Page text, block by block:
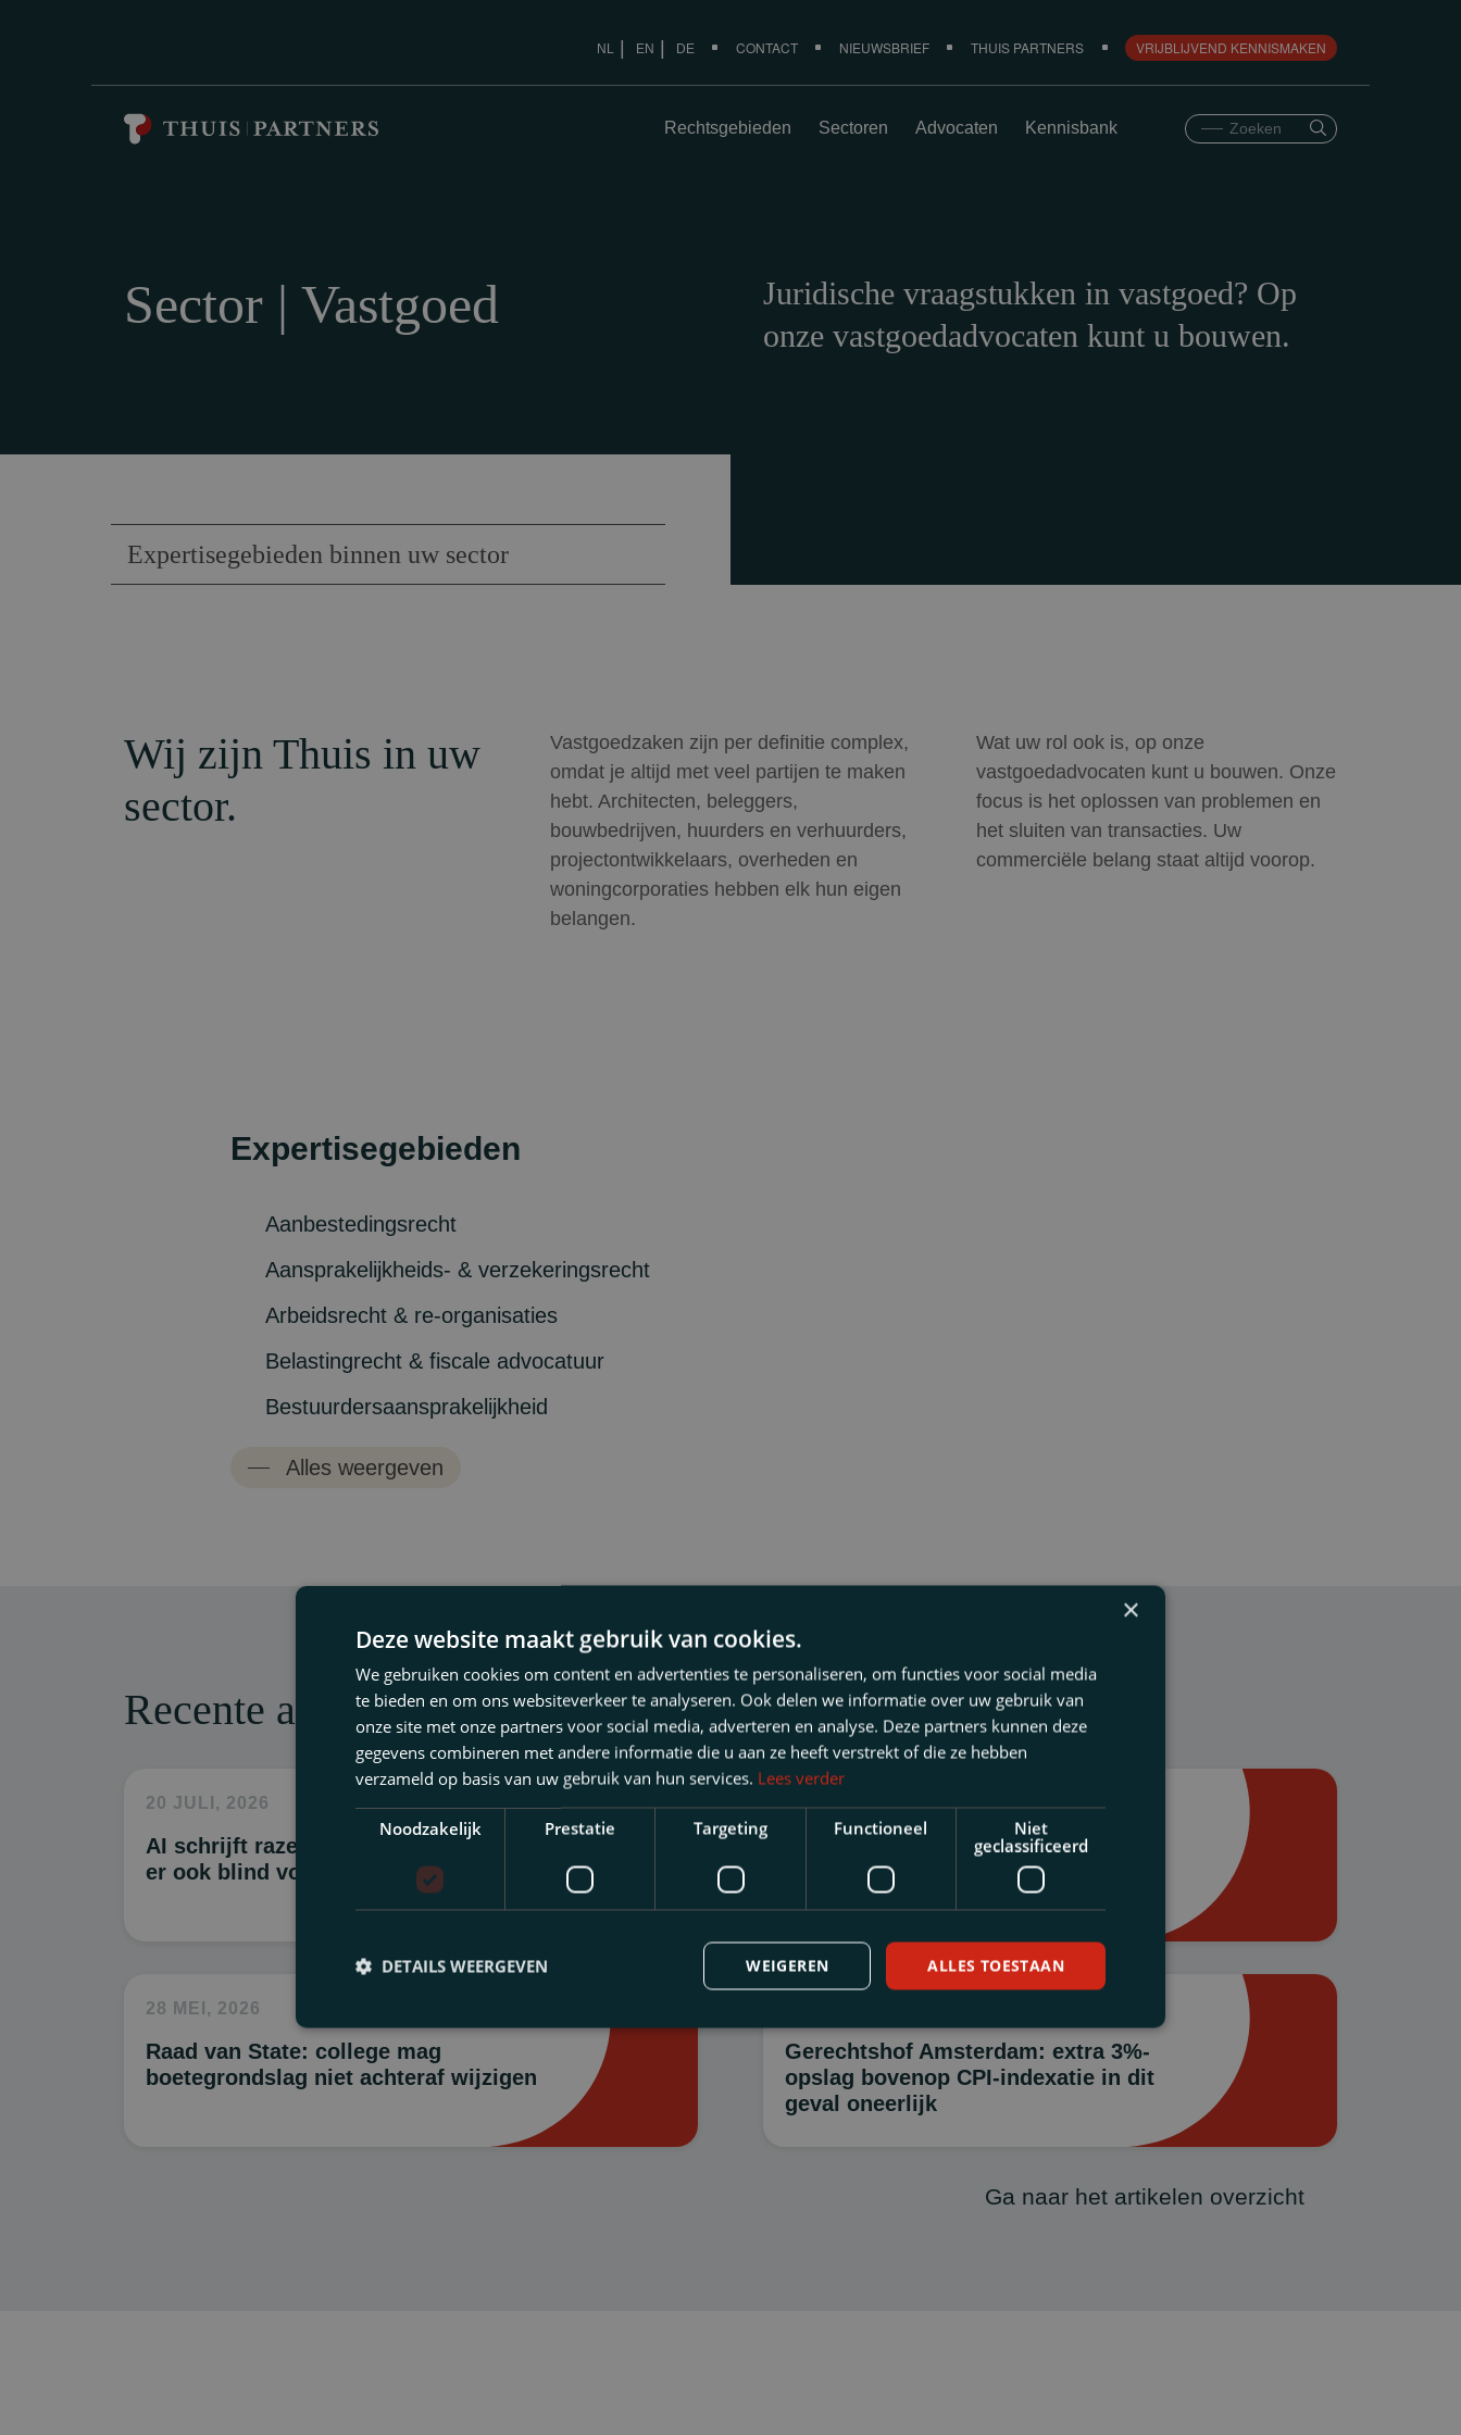
NL EN DE CONTACT NIEUWSBRIEF THUIS PARTNERS VRIJBLIJVEND KENNISMAKEN
Rechtsgebieden Sectoren Advocaten Kennisbank
Sector | Vastgoed
Juridische vraagstukken in vastgoed? Op
onze vastgoedadvocaten kunt u bouwen.
Expertisegebieden binnen uw sector
Wij zijn Thuis in uw
sector.
Vastgoedzaken zijn per definitie complex,
omdat je altijd met veel partijen te maken
hebt. Architecten, beleggers,
bouwbedrijven, huurders en verhuurders,
projectontwikkelaars, overheden en
woningcorporaties hebben elk hun eigen
belangen.
Wat uw rol ook is, op onze
vastgoedadvocaten kunt u bouwen. Onze
focus is het oplossen van problemen en
het sluiten van transacties. Uw
commerciële belang staat altijd voorop.
Expertisegebieden
Aanbestedingsrecht
Aansprakelijkheids- & verzekeringsrecht
Arbeidsrecht & re-organisaties
Belastingrecht & fiscale advocatuur
Bestuurdersaansprakelijkheid
Economisch & fiscaal strafrecht
Failissementsrecht & herstructureringen
Financieringen & zekerheden
Fusie & overnames
Governance & toezicht
Intellectuele eigendom
Ondernemings- & vennootschapsrecht
Privacy & databescherming
Subsidies
Vastgoedrecht
Alles weergeven
Recente artikelen
20 JULI, 2026
AI schrijft razendsnel. Maar tekent u
er ook blind voor?
28 MEI, 2026
Raad van State: FNV mag bezwaar
maken tegen boete voor
transportonderneming
28 MEI, 2026
Raad van State: college mag
boetegrondslag niet achteraf wijzigen
Gerechtshof Amsterdam: extra 3%-
opslag bovenop CPI-indexatie in dit
geval oneerlijk
Ga naar het artikelen overzicht
×
Deze website maakt gebruik van cookies.
We gebruiken cookies om content en advertenties te personaliseren, om functies voor social media
te bieden en om ons websiteverkeer te analyseren. Ook delen we informatie over uw gebruik van
onze site met onze partners voor social media, adverteren en analyse. Deze partners kunnen deze
gegevens combineren met andere informatie die u aan ze heeft verstrekt of die ze hebben
verzameld op basis van uw gebruik van hun services. Lees verder
Noodzakelijk Prestatie Targeting Functioneel
Niet
geclassificeerd
ALLES TOESTAAN
WEIGEREN
DETAILS WEERGEVEN